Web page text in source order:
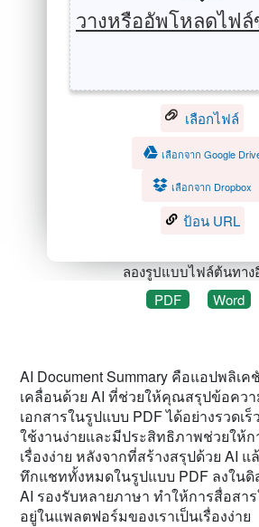
วางหรืออัพโหลดไฟ
เลือกไฟล์
เลือกจาก Google
เลือกจาก Dropbox
ป้อน URL
ลองรูปแบบไฟล์ต้นทาง
PDF
Word
AI Document Summary คือแอปพลิเ
เคลื่อนด้วย AI ที่ช่วยให้คุณสรุปข้อคว
เอกสารในรูปแบบ PDF ได้อย่างรวดเ
ใช้งานง่ายและมีประสิทธิภาพช่วยให้ก
เรื่องง่าย หลังจากที่สร้างสรุปด้วย AI
ทึกแชททั้งหมดในรูปแบบ PDF ลงใน
AI รองรับหลายภาษา ทำให้การสื่อสา
อยู่ในแพลตฟอร์มของเราเป็นเรื่องง่าย